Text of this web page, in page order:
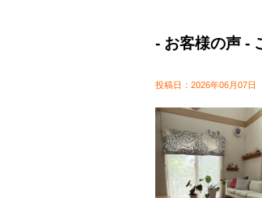
- お客様の声 -
投稿日：2026年06月07日